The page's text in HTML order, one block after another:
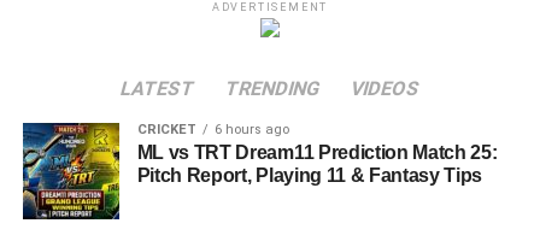
ADVERTISEMENT
LATEST TRENDING VIDEOS
CRICKET 6 hours ago
ML vs TRT Dream11 Prediction Match 25:
Pitch Report, Playing 11 & Fantasy Tips